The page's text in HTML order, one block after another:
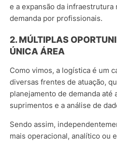
e a expansão da infraestrutura
demanda por profissionais.
2. MÚLTIPLAS
ÚNICA ÁREA
Como vimos, a logística é um
diversas frentes de atuação,
planejamento de demanda até
suprimentos e a análise de
Sendo assim,
mais operacional, analítico ou